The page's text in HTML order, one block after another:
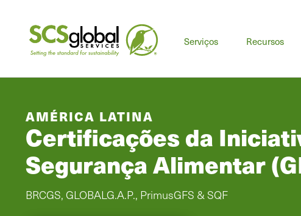
Serviços Recursos
AMÉRICA LATINA
Certificações da
Segurança Alimentar
BRCGS, GLOBALG.A.P., PrimusGFS & SQF